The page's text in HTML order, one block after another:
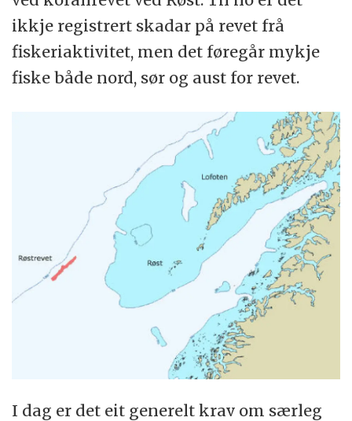
ikkje registrert skadar på revet frå
fiskeriaktivitet, men det føregår mykje
fiske både nord, sør og aust for revet.
I dag er det eit generelt krav om særleg